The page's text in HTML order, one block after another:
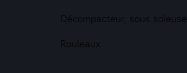
Décompacteur, sous soleuse
Rouleaux